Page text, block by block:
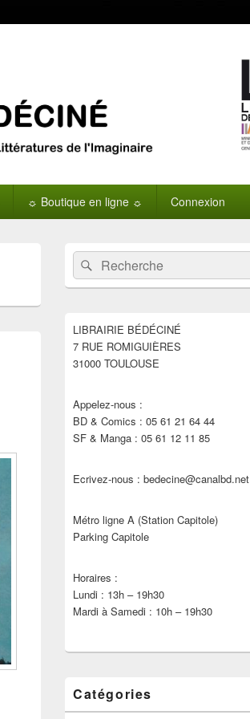
☼ Boutique en ligne ☼ Connexion
Zone
principale
de
widget
barre
latérale
Recherche :Rechercher
LIBRAIRIE BÉDÉCINÉ
7 RUE ROMIGUIÈRES
31000 TOULOUSE
Appelez-nous :
BD & Comics : 05 61 21 64 44
SF & Manga : 05 61 12 11 85
Ecrivez-nous : bedecine@canalbd.net
Métro ligne A (Station Capitole)
Parking Capitole
Horaires :
Lundi : 13h – 19h30
Mardi à Samedi : 10h – 19h30
Catégories